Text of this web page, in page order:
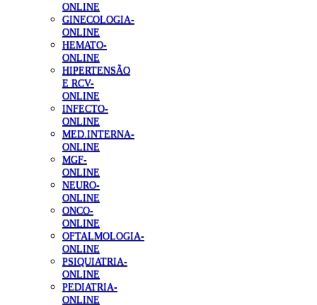
ONLINE
GINECOLOGIA-
ONLINE
HEMATO-
ONLINE
HIPERTENSÃO
E RCV-
ONLINE
INFECTO-
ONLINE
MED.INTERNA-
ONLINE
MGF-
ONLINE
NEURO-
ONLINE
ONCO-
ONLINE
OFTALMOLOGIA-
ONLINE
PSIQUIATRIA-
ONLINE
PEDIATRIA-
ONLINE